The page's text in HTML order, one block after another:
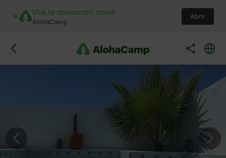
Usa la aplicación móvil
AlohaCamp
Abrir